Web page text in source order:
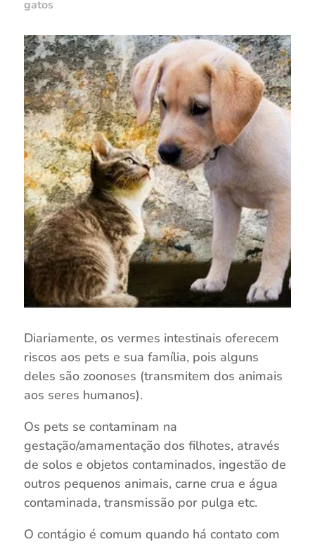
gatos
Diariamente, os vermes intestinais oferecem
riscos aos pets e sua família, pois alguns
deles são zoonoses (transmitem dos animais
aos seres humanos).
Os pets se contaminam na
gestação/amamentação dos filhotes, através
de solos e objetos contaminados, ingestão de
outros pequenos animais, carne crua e água
contaminada, transmissão por pulga etc.
O contágio é comum quando há contato com